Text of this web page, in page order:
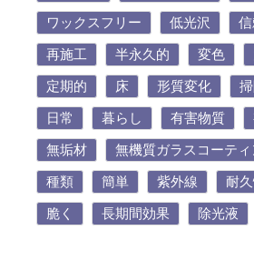
ワックスフリー 低光沢
再施工 半永久的 変色
定期的 床 形質変化
日常 暮らし 有害物質
無垢材 無機質ガラスコーテ
種類 簡単 紫外線 耐
脆く 長期間効果 除光液